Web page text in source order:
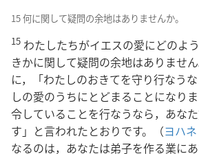
15 何に関して疑問の余地はありませんか。
15 わたしたちがイエスの愛にどのよ
きかに関して疑問の余地はありませ
に，「わたしのおきてを守り行なう
しの愛のうちにとどまることになり
令していることを行なうなら，あな
す」と言われたとおりです。（ヨハ
なるのは，あなたは弟子を作る業に